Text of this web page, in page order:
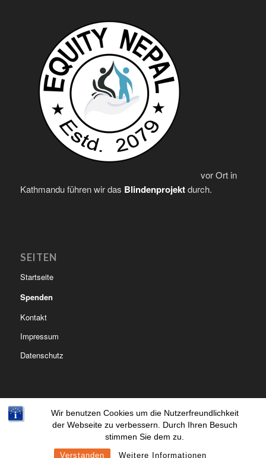
Wir benutzen Cookies um die Nutzerfreundlichkeit
der Webseite zu verbessern. Durch Ihren Besuch
stimmen Sie dem zu.
Verstanden Weitere Informationen
vor Ort in
Kathmandu führen wir das Blindenprojektdurch.
SEITEN
Startseite
Spenden
Kontakt
Impressum
Datenschutz
© Copyright - Kinderhilfe Nepal Mitterfels | created bylupographics.de
Spenden Kontakt Impressum Datenschutz